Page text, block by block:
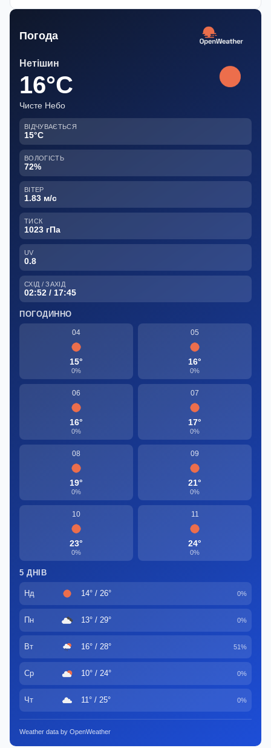
Погода
Нетішин
16°C
Чисте Небо
ВІДЧУВАЄТЬСЯ
15°C
ВОЛОГІСТЬ
72%
ВІТЕР
1.83 м/с
ТИСК
1023 гПа
UV
0.8
СХІД / ЗАХІД
02:52 / 17:45
ПОГОДИННО
04
15°
0%
05
16°
0%
06
16°
0%
07
17°
0%
08
19°
0%
09
21°
0%
10
23°
0%
11
24°
0%
5 ДНІВ
Нд 14° / 26° 0%
Пн 13° / 29° 0%
Вт 16° / 28° 51%
Ср 10° / 24° 0%
Чт 11° / 25° 0%
Weather data by OpenWeather